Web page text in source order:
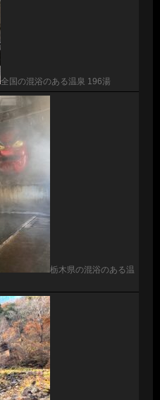
全国の混浴のある温泉 196湯
栃木県の混浴のある温